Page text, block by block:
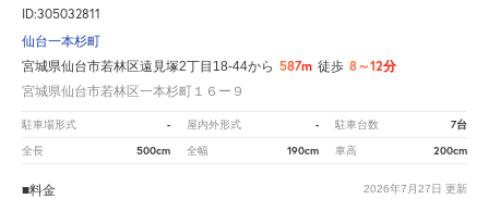
ID:305032811
仙台一本杉町
宮城県仙台市若林区遠見塚2丁目18-44から 587m 徒歩 8～12分
宮城県仙台市若林区一本杉町１６ー９
駐車場形式 - 屋内外形式 - 駐車台数 7台
全長 500cm 全幅 190cm 車高 200cm
2026年7月27日 更新
■料金